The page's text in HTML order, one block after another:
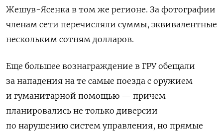
Жешув-Ясенка в том же регионе. За фотографии
членам сети перечисляли суммы, эквивалентные
нескольким сотням долларов.
Еще большее вознаграждение в ГРУ обещали
за нападения на те самые поезда с оружием
и гуманитарной помощью — причем
планировались не только диверсии
по нарушению систем управления, но прямые